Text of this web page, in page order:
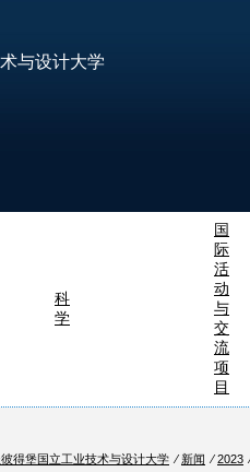
与设计大学
科
学
国
际
活
动
与
交
流
项
目
得堡国立工业技术与设计大学 ⁄ 新闻 ⁄2023